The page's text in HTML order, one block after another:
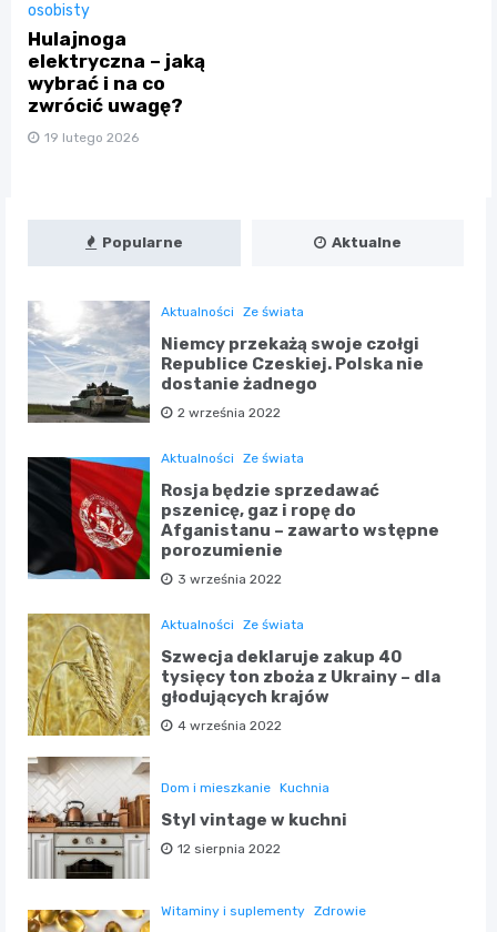
osobisty
Hulajnoga
elektryczna – jaką
wybrać i na co
zwrócić uwagę?
19 lutego 2026
Popularne Aktualne
Aktualności Ze świata
Niemcy przekażą swoje czołgi
Republice Czeskiej. Polska nie
dostanie żadnego
2 września 2022
Aktualności Ze świata
Rosja będzie sprzedawać
pszenicę, gaz i ropę do
Afganistanu – zawarto wstępne
porozumienie
3 września 2022
Aktualności Ze świata
Szwecja deklaruje zakup 40
tysięcy ton zboża z Ukrainy – dla
głodujących krajów
4 września 2022
Dom i mieszkanie Kuchnia
Styl vintage w kuchni
12 sierpnia 2022
Witaminy i suplementy Zdrowie